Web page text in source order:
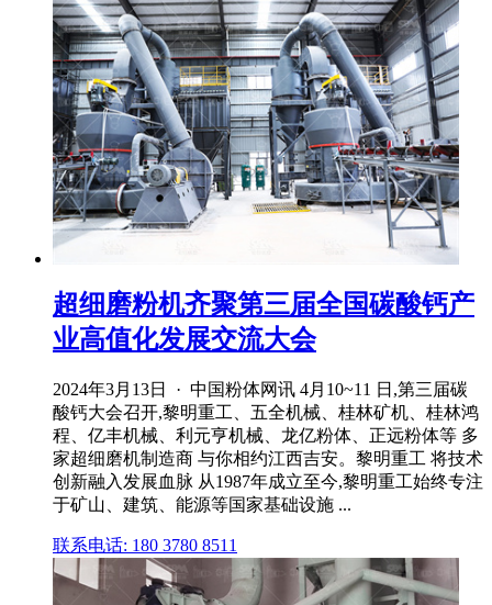
超细磨粉机齐聚第三届全国碳酸钙产
业高值化发展交流大会
2024年3月13日 · 中国粉体网讯 4月10~11 日,第三届碳
酸钙大会召开,黎明重工、五全机械、桂林矿机、桂林鸿
程、亿丰机械、利元亨机械、龙亿粉体、正远粉体等 多
家超细磨机制造商 与你相约江西吉安。黎明重工 将技术
创新融入发展血脉 从1987年成立至今,黎明重工始终专注
于矿山、建筑、能源等国家基础设施 ...
联系电话: 180 3780 8511